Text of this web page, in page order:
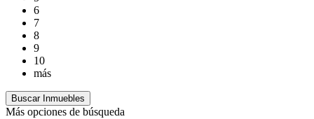
6
7
8
9
10
más
Más opciones de búsqueda